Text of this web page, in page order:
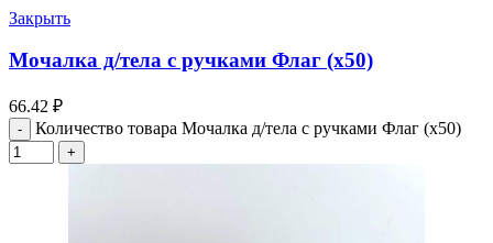
Закрыть
Мочалка д/тела с ручками Флаг (х50)
66.42 ₽
Количество товара Мочалка д/тела с ручками Флаг (х50)